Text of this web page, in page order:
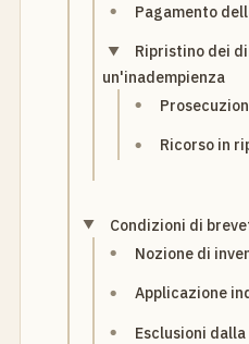
Pagamento
Ripristino dei
un'inadempienza
Ricorso in
Condizioni di
Nozione di
Applicazione
Esclusioni